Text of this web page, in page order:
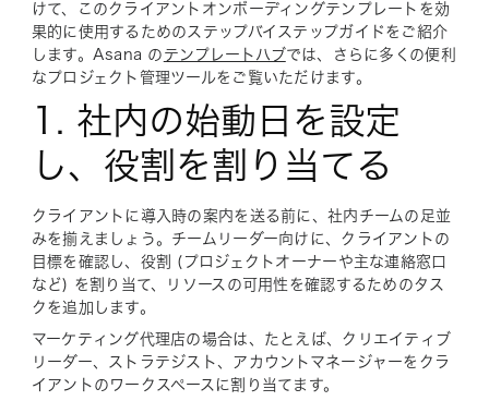
けて、このクライアントオンボーディングテンプレートを効
果的に使用するためのステップバイステップガイドをご紹介
します。Asana の テンプレートハブでは、さらに多くの便利
なプロジェクト管理ツールをご覧いただけます。
1. 社内の始動日を設定
し、役割を割り当てる
クライアントに導入時の案内を送る前に、社内チームの足並
みを揃えましょう。チームリーダー向けに、クライアントの
目標を確認し、役割 (プロジェクトオーナーや主な連絡窓口
など) を割り当て、リソースの可用性を確認するためのタス
クを追加します。
マーケティング代理店の場合は、たとえば、クリエイティブ
リーダー、ストラテジスト、アカウントマネージャーをクラ
イアントのワークスペースに割り当てます。